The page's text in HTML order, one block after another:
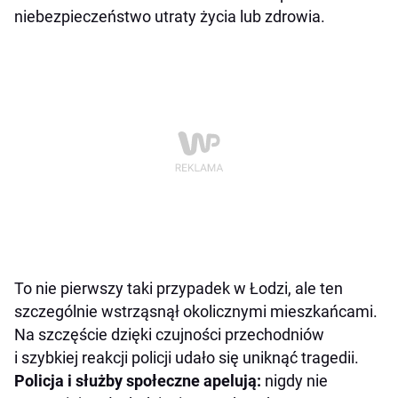
niebezpieczeństwo utraty życia lub zdrowia.
To nie pierwszy taki przypadek w Łodzi, ale ten
szczególnie wstrząsnął okolicznymi mieszkańcami.
Na szczęście dzięki czujności przechodniów
i szybkiej reakcji policji udało się uniknąć tragedii.
Policja i służby społeczne apelują: nigdy nie